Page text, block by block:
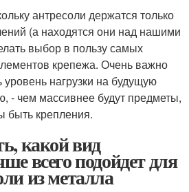
антресоли держатся только
(а находятся они над нашими
выбор в пользу самых
крепежа. Очень важно
уровень нагрузки на будущую
- чем массивнее будут предметы,
быть крепления.
какой вид
всего подойдет для
из металла